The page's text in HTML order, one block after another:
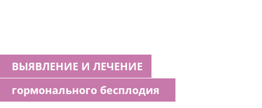
ВЫЯВЛЕНИЕ И ЛЕЧЕНИЕ
гормонального бесплодия